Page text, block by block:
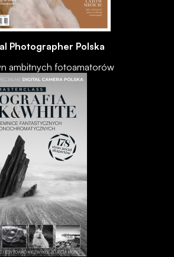
Photographer Polska
ambitnych fotoamatorów